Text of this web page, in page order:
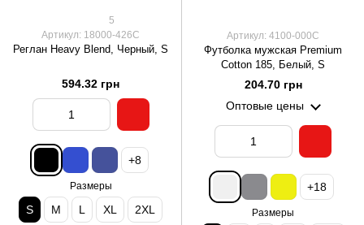
5
Артикул: 18000-426C
Реглан Heavy Blend, Черный, S
594.32 грн
+8
Размеры
S M L XL 2XL
Артикул: 4100-000C
Футболка мужская Premium
Cotton 185, Белый, S
204.70 грн
Оптовые цены
+18
Размеры